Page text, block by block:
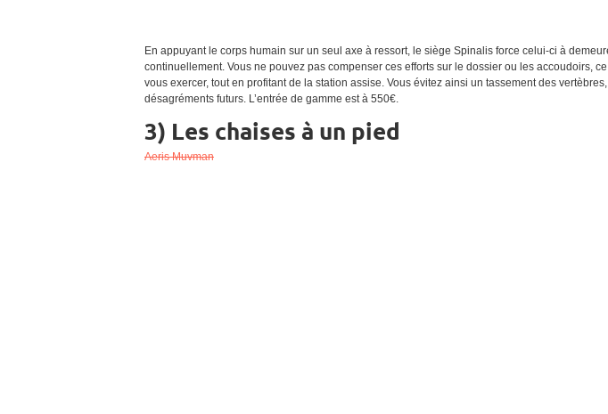
En appuyant le corps humain sur un seul axe à ressort, le siège Spinalis force celui-ci à
continuellement. Vous ne pouvez pas compenser ces efforts sur le dossier ou les accoudoirs,
vous exercer, tout en profitant de la station assise. Vous évitez ainsi un tassement des
désagréments futurs. L’entrée de gamme est à 550€.
3) Les chaises à un pied
Aeris Muvman